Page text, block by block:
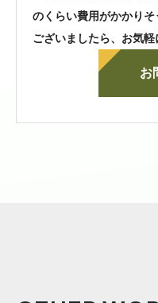
のくらい費用がかかりそ
ございましたら、お気軽
お